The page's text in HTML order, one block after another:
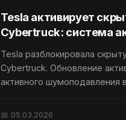
Tesla активирует
Cybertruck: система
[2026.2.6.1]
Tesla разблокировала
Cybertruck. Обновление
активного шумоподавления
📅 05.03.2026